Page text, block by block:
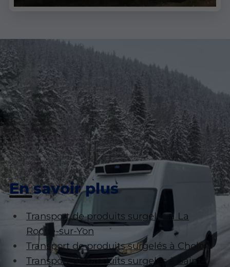
En savoir plus
Transport de produits surgelés à La
Roche-sur-Yon
Transport de produits surgelés à Cholet
Transport de produits surgelés à Saint-